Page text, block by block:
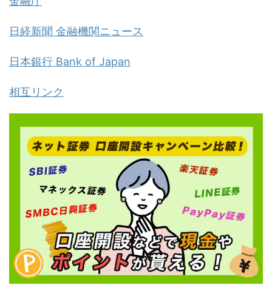
日経新聞 金融機関ニュース
日本銀行 Bank of Japan
相互リンク